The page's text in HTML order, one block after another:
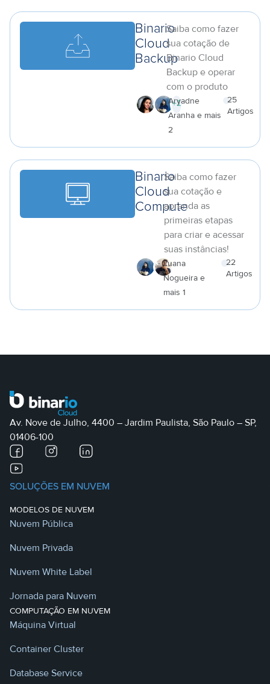
Binario
Cloud
Backup
Saiba como fazer
sua cotação de
Binario Cloud
Backup e operar
com o produto
+1
Aryadne
Aranha e mais
2
25
Artigos
Binario
Cloud
Compute
Saiba como fazer
sua cotação e
aprenda as
primeiras etapas
para criar e acessar
suas instâncias!
Luana
Nogueira e
mais 1
22
Artigos
Av. Nove de Julho, 4400 – Jardim Paulista, São Paulo – SP,
01406-100
SOLUÇÕES EM NUVEM
MODELOS DE NUVEM
Nuvem Pública
Nuvem Privada
Nuvem White Label
Jornada para Nuvem
COMPUTAÇÃO EM NUVEM
Máquina Virtual
Container Cluster
Database Service